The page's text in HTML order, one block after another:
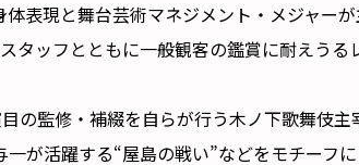
体表現と舞台芸術マネジメント・メジャー
タッフとともに一般観客の鑑賞に耐えう
の監修・補綴を自らが行う木ノ下歌舞伎
一が活躍する“屋島の戦い”などをモチー